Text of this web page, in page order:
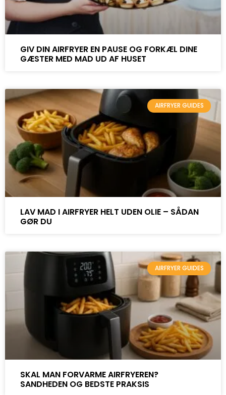
GIV DIN AIRFRYER EN PAUSE OG FORKÆL DINE
GÆSTER MED MAD UD AF HUSET
AIRFRYER GUIDES
LAV MAD I AIRFRYER HELT UDEN OLIE – SÅDAN
GØR DU
AIRFRYER GUIDES
SKAL MAN FORVARME AIRFRYEREN?
SANDHEDEN OG BEDSTE PRAKSIS